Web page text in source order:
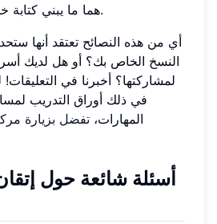
هما ما يبني كتابة خط نسخ مقروء جميلة.
أي من هذه النصائح تعتقد أنها
النسخ الخاص بك؟ أو هل لديك
لمشاركتها؟ أخبرنا في التعليقات!
في ذلك أوراق التدريب
المهارات، تفضل بزيارة
أسئلة شائعة حول